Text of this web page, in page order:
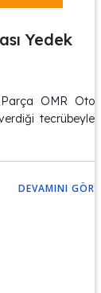
Yedek
OMR Oto
tecrübeyle
DEVAMINI GÖR